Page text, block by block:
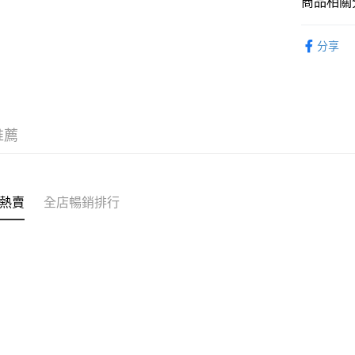
轉數快識
截圖並
送貨方式
分享
薦
賣 全店暢銷排行